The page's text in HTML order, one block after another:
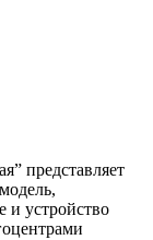
представляет
устройство